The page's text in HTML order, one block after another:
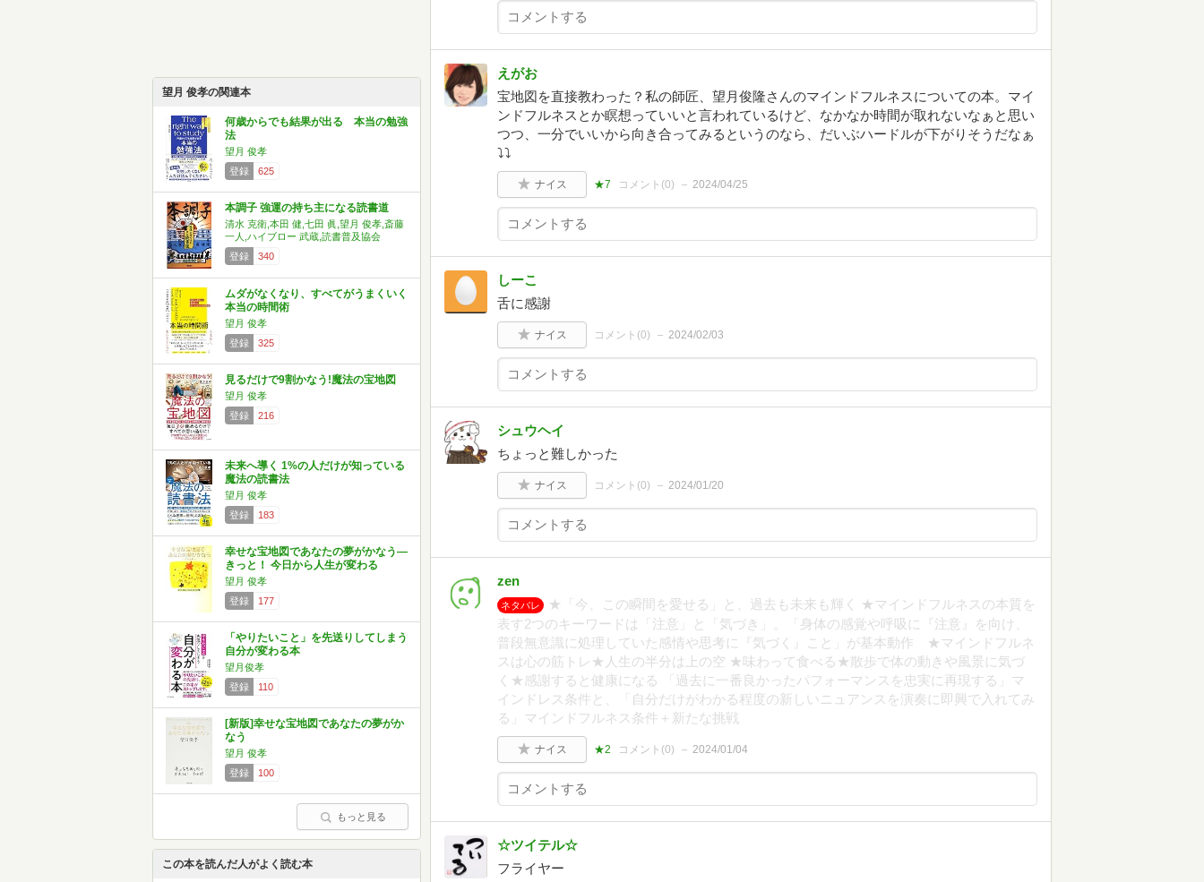
望月 俊孝の関連本
何歳からでも結果が出る 本当の勉強
法
望月 俊孝
登録
625
本調子 強運の持ち主になる読書道
清水 克衛,本田 健,七田 眞,望月 俊孝,斎藤
一人,ハイブロー 武蔵,読書普及協会
登録
340
ムダがなくなり、すべてがうまくいく
本当の時間術
望月 俊孝
登録
325
見るだけで9割かなう!魔法の宝地図
望月 俊孝
登録
216
未来へ導く 1%の人だけが知っている
魔法の読書法
望月 俊孝
登録
183
幸せな宝地図であなたの夢がかなう―
きっと！ 今日から人生が変わる
望月 俊孝
登録
177
「やりたいこと」を先送りしてしまう
自分が変わる本
望月俊孝
登録
110
[新版]幸せな宝地図であなたの夢がか
なう
望月 俊孝
登録
100
もっと見る
この本を読んだ人がよく読む本
えがお
宝地図を直接教わった？私の師匠、望月俊隆さんのマインドフルネスについての本。マイ
ンドフルネスとか瞑想っていいと言われているけど、なかなか時間が取れないなぁと思い
つつ、一分でいいから向き合ってみるというのなら、だいぶハードルが下がりそうだなぁ
⤵︎⤵︎
ナイス ★7 コメント(0) 2024/04/25
しーこ
舌に感謝
ナイス コメント(0) 2024/02/03
シュウヘイ
ちょっと難しかった
ナイス コメント(0) 2024/01/20
zen
ネタバレ
★「今、この瞬間を愛せる」と、過去も未来も輝く ★マインドフルネスの本質を
表す2つのキーワードは「注意」と「気づき」。「身体の感覚や呼吸に『注意』を向け、
普段無意識に処理していた感情や思考に『気づく』こと」が基本動作 ★マインドフルネ
スは心の筋トレ★人生の半分は上の空 ★味わって食べる★散歩で体の動きや風景に気づ
く★感謝すると健康になる 「過去に一番良かったパフォーマンスを忠実に再現する」マ
インドレス条件と、「自分だけがわかる程度の新しいニュアンスを演奏に即興で入れてみ
る」マインドフルネス条件＋新たな挑戦
ナイス ★2 コメント(0) 2024/01/04
☆ツイテル☆
フライヤー